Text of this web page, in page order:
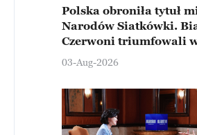
Polska obroniła tytuł
Narodów Siatkówki.
Czerwoni triumfowali
Ningbo
03-Aug-2026